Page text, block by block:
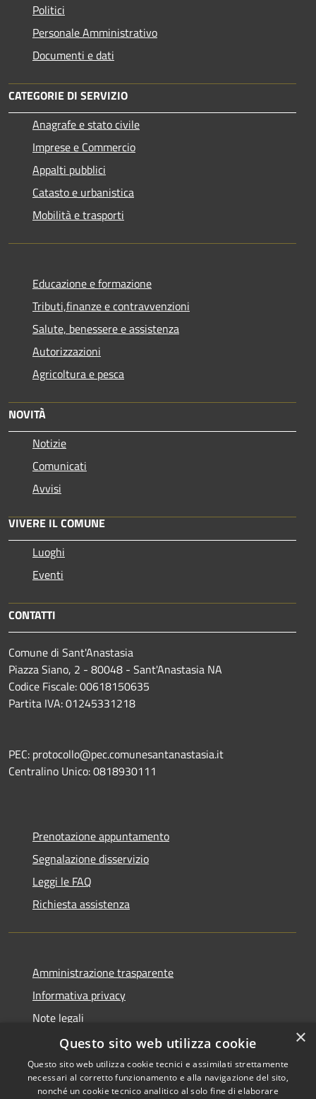
Politici
Personale Amministrativo
Documenti e dati
CATEGORIE DI SERVIZIO
Anagrafe e stato civile
Imprese e Commercio
Appalti pubblici
Catasto e urbanistica
Mobilità e trasporti
Educazione e formazione
Tributi,finanze e contravvenzioni
Salute, benessere e assistenza
Autorizzazioni
Agricoltura e pesca
NOVITÀ
Notizie
Comunicati
Avvisi
VIVERE IL COMUNE
Luoghi
Eventi
CONTATTI
Comune di Sant'Anastasia
Piazza Siano, 2 - 80048 - Sant'Anastasia NA
Codice Fiscale: 00618150635
Partita IVA: 01245331218
PEC: protocollo@pec.comunesantanastasia.it
Centralino Unico: 0818930111
Prenotazione appuntamento
Segnalazione disservizio
Leggi le FAQ
Richiesta assistenza
Amministrazione trasparente
Informativa privacy
Note legali
Dichiarazione di accessibilità
×
Questo sito web utilizza cookie
Questo sito web utilizza cookie tecnici e assimilati strettamente
necessari al corretto funzionamento e alla navigazione del sito,
nonché un cookie tecnico analitico al solo fine di elaborare